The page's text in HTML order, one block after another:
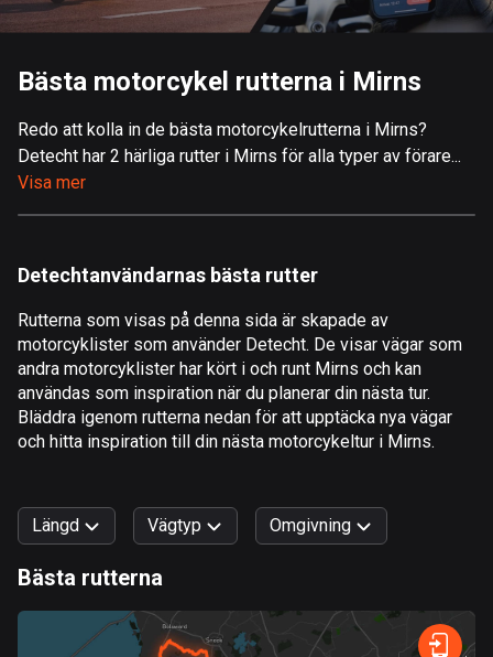
115191 rutter
9 rutter
517 rutter
Albanien
Algeriet
175 rutter
Amerikanska Jungfruöarna
1 rutt
62 rutter
Angola
1 rutt
Antigua och Barbuda
Bästa motorcykel rutterna i Mirns
Redo att kolla in de bästa motorcykelrutterna i Mirns?
Detecht har 2 härliga rutter i Mirns för alla typer av förare...
Visa mer
Detechtanvändarnas bästa rutter
Rutterna som visas på denna sida är skapade av
motorcyklister som använder Detecht. De visar vägar som
andra motorcyklister har kört i och runt Mirns och kan
användas som inspiration när du planerar din nästa tur.
Bläddra igenom rutterna nedan för att upptäcka nya vägar
och hitta inspiration till din nästa motorcykeltur i Mirns.
Längd Vägtyp
Snabb Terräng Kurvig
Omgivning
Berg Vatten Fält Stad
Bästa rutterna